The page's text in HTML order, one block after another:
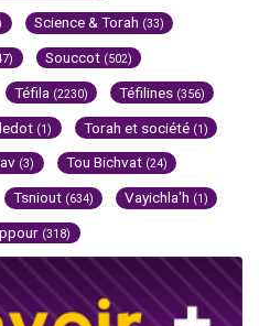
Science & Torah (33)
Souccot (502)
Téfila (2230) Téfilines (356)
(1) Torah et société (1)
(3) Tou Bichvat (24)
Tsniout (634) Vayichla'h (1)
(318)